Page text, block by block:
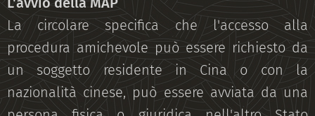
La circolare specifica che l'accesso alla
procedura amichevole può essere richiesto da
un soggetto residente in Cina o con la
nazionalità cinese, può essere avviata da una